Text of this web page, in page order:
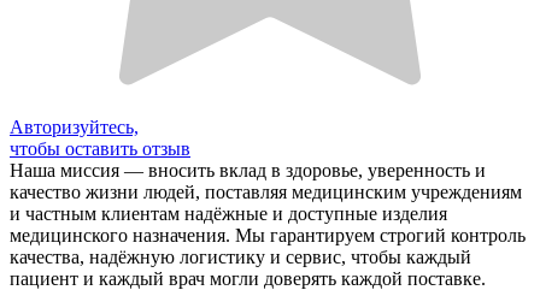
Авторизуйтесь,
чтобы оставить отзыв
Наша миссия — вносить вклад в здоровье, уверенность и
качество жизни людей, поставляя медицинским учреждениям
и частным клиентам надёжные и доступные изделия
медицинского назначения. Мы гарантируем строгий контроль
качества, надёжную логистику и сервис, чтобы каждый
пациент и каждый врач могли доверять каждой поставке.